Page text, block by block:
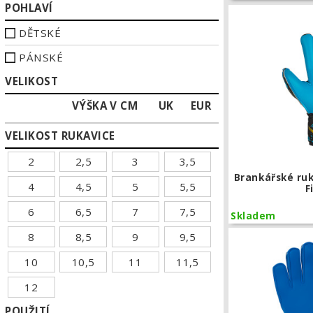
VELIKOST
UK
VÝŠKA V CM EUR
POHLAVÍ
DĚTSKÉ
PÁNSKÉ
VELIKOST RUKAVICE
2
2,5 3
3,5
4
4,5 5
5,5
6
6,5 7
7,5
8
8,5 9
9,5
10
10,5 11
11,5
12
Brankářské
Skladem